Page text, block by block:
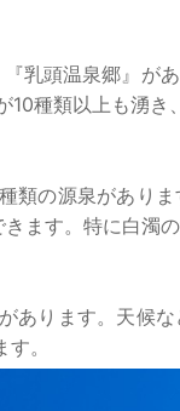
乳頭温泉郷』が
種類以上も湧
の源泉があり
ます。特に白濁
あります。天候
。